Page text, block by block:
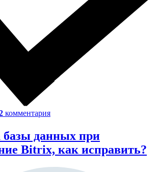
комментария
данных при
Bitrix, как исправить?